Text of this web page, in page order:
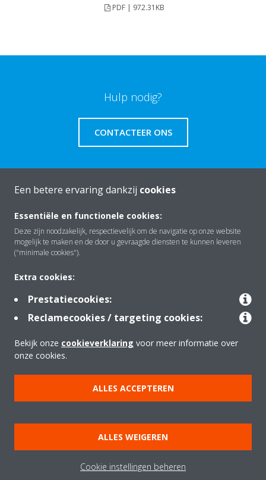
PDF | 972.31KB
Hulp nodig?
CONTACTEER ONS
Oplossingen
Contact
Tools
Copyright © Daikin
Juridische kennisgeving
Cookieverklaring
Beleid inzake Gegevensbescherming
Bedrijfsethiek
Verkoopsvoorwaarden
Richtlijnen "Netiquette"
Een betere ervaring dankzij cookies
Essentiële en functionele cookies:
Deze zijn noodzakelijk, respectievelijk om de navigatie op onze website
mogelijk te maken en de door u gevraagde diensten te kunnen leveren
("minimale cookies").
Extra cookies:
Prestatiecookies:
Reclamecookies / targeting cookies:
Bekijk onze cookieverklaring voor meer informatie over
onze cookies.
ALLES ACCEPTEREN
ALLES WEIGEREN
Cookie instellingen beheren